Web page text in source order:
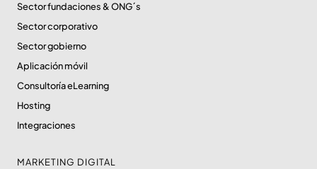
Sector fundaciones & ONG´s
Sector corporativo
Sector gobierno
Aplicación móvil
Consultoría eLearning
Hosting
Integraciones
MARKETING DIGITAL